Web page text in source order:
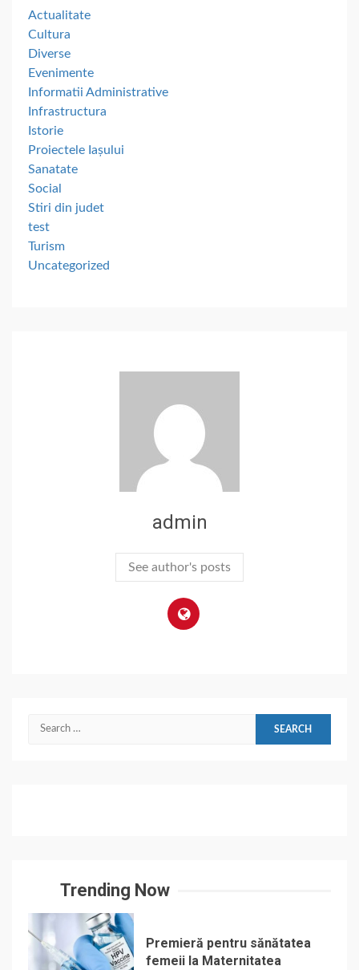
Actualitate
Cultura
Diverse
Evenimente
Informatii Administrative
Infrastructura
Istorie
Proiectele Iașului
Sanatate
Social
Stiri din judet
test
Turism
Uncategorized
admin
See author's posts
Search
Trending Now
Premieră pentru sănătatea
femeii la Maternitatea